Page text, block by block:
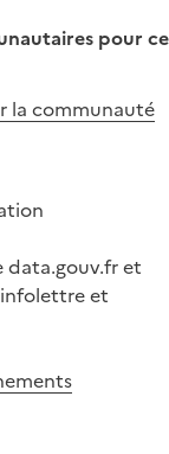
pour ce
la communauté
data.gouv.fr et
infolettre et